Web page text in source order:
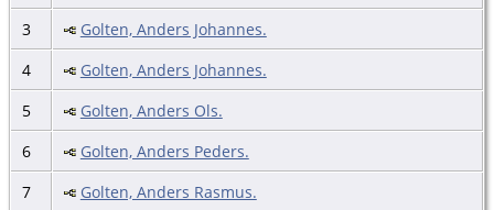
3
Golten, Anders Johannes.
4
Golten, Anders Johannes.
5
Golten, Anders Ols.
6
Golten, Anders Peders.
7
Golten, Anders Rasmus.